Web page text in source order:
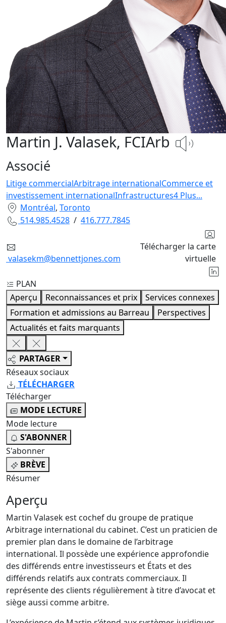
Martin J. Valasek, FCIArb
Associé
Litige commercialArbitrage internationalCommerce et
investissement internationalInfrastructures4 Plus...
Montréal, Toronto
514.985.4528 / 416.777.7845
valasekm@bennettjones.com
Télécharger la carte
virtuelle
PLAN
Aperçu
Reconnaissances et prix
Services connexes
Formation et admissions au Barreau
Perspectives
Actualités et faits marquants
PARTAGER
Réseaux sociaux
TÉLÉCHARGER
Télécharger
MODE LECTURE
Mode lecture
S'ABONNER
S'abonner
BRÈVE
Résumer
Aperçu
Martin Valasek est cochef du groupe de pratique
Arbitrage international du cabinet. C’est un praticien de
premier plan dans le domaine de l’arbitrage
international. Il possède une expérience approfondie
des différends entre investisseurs et États et des
différends relatifs aux contrats commerciaux. Il
représente des clients régulièrement à titre d’avocat et
siège aussi comme arbitre.